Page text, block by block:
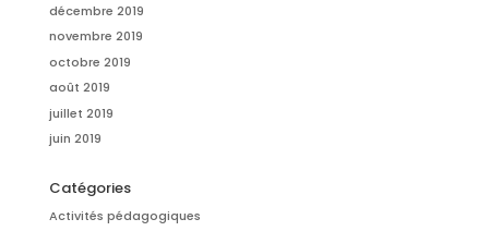
décembre 2019
novembre 2019
octobre 2019
août 2019
juillet 2019
juin 2019
Catégories
Activités pédagogiques